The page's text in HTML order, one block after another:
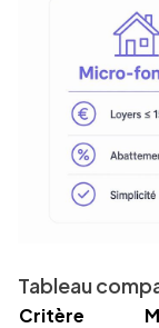
Tableau
Critère